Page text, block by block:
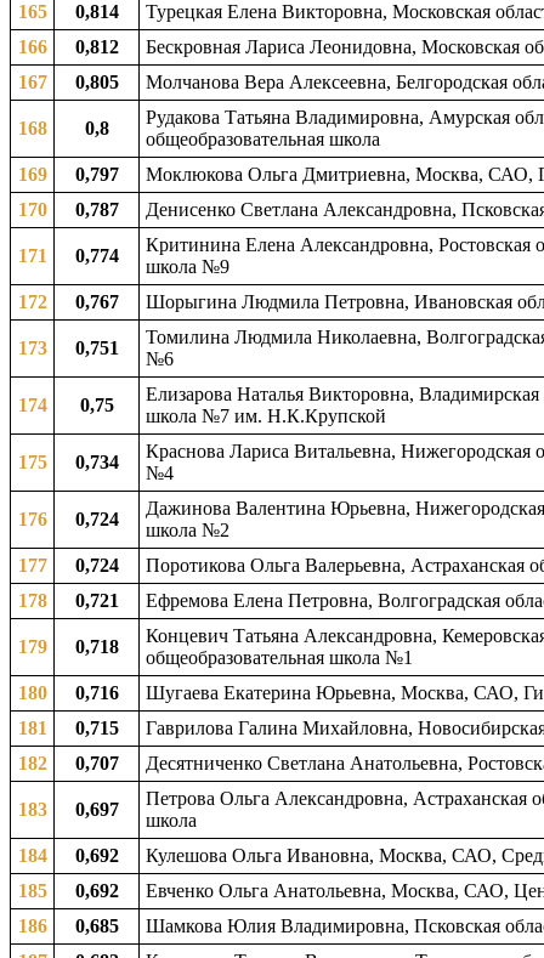
165
0,814
Турецкая Елена Викторовна, Московская
166
0,812
Бескровная Лариса Леонидовна, Московская
167
0,805 Молчанова Вера Алексеевна, Белгородская
168 0,8
Рудакова Татьяна Владимировна, Амурская
общеобразовательная школа
169
0,797
Моклюкова Ольга Дмитриевна, Москва, САО,
170
0,787 Денисенко Светлана Александровна,
171 0,774
Критинина Елена Александровна, Ростовская
школа №9
172
0,767 Шорыгина Людмила Петровна, Ивановская
173 0,751
Томилина Людмила Николаевна,
№6
174 0,75
Елизарова Наталья Викторовна,
школа №7 им. Н.К.Крупской
175 0,734
Краснова Лариса Витальевна, Нижегородская
№4
176 0,724
Дажинова Валентина Юрьевна,
школа №2
177
0,724
Поротикова Ольга Валерьевна, Астраханская
178
0,721 Ефремова Елена Петровна, Волгоградская
179 0,718
Концевич Татьяна Александровна,
общеобразовательная школа №1
180
0,716
Шугаева Екатерина Юрьевна, Москва, САО,
181
0,715
Гаврилова Галина Михайловна,
182
0,707 Десятниченко Светлана Анатольевна,
183 0,697
Петрова Ольга Александровна, Астраханская
школа
184
0,692
Кулешова Ольга Ивановна, Москва, САО,
185
0,692
Евченко Ольга Анатольевна, Москва, САО,
186
0,685
Шамкова Юлия Владимировна, Псковская